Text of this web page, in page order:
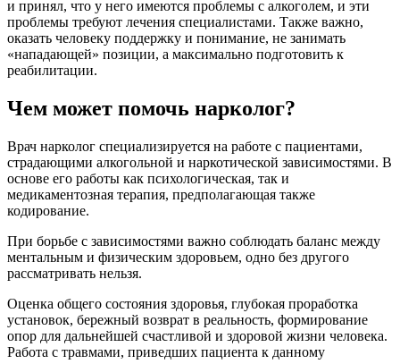
и принял, что у него имеются проблемы с алкоголем, и эти
проблемы требуют лечения специалистами. Также важно,
оказать человеку поддержку и понимание, не занимать
«нападающей» позиции, а максимально подготовить к
реабилитации.
Чем может помочь нарколог?
Врач нарколог специализируется на работе с пациентами,
страдающими алкогольной и наркотической зависимостями. В
основе его работы как психологическая, так и
медикаментозная терапия, предполагающая также
кодирование.
При борьбе с зависимостями важно соблюдать баланс между
ментальным и физическим здоровьем, одно без другого
рассматривать нельзя.
Оценка общего состояния здоровья, глубокая проработка
установок, бережный возврат в реальность, формирование
опор для дальнейшей счастливой и здоровой жизни человека.
Работа с травмами, приведших пациента к данному